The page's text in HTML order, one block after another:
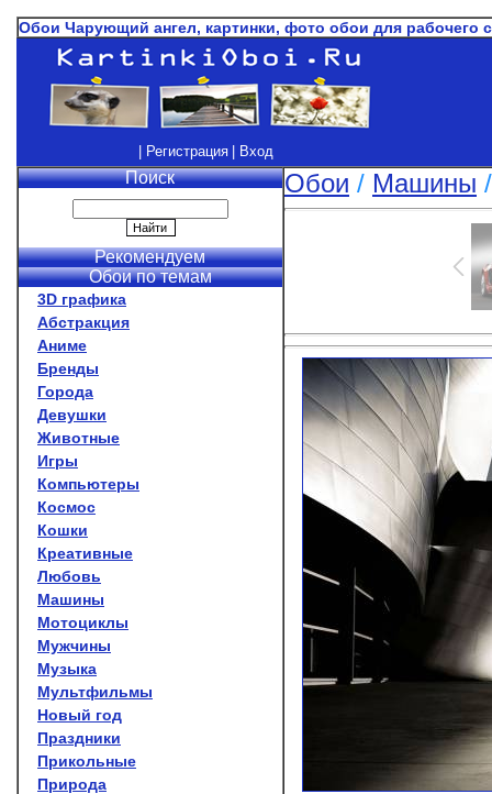
Обои Чарующий ангел, картинки, фото обои для рабочего
| Регистрация | Вход
Поиск
Рекомендуем
Обои по темам
3D графика
Абстракция
Аниме
Бренды
Города
Девушки
Животные
Игры
Компьютеры
Космос
Кошки
Креативные
Любовь
Машины
Мотоциклы
Мужчины
Музыка
Мультфильмы
Новый год
Праздники
Прикольные
Природа
Обои / Машины